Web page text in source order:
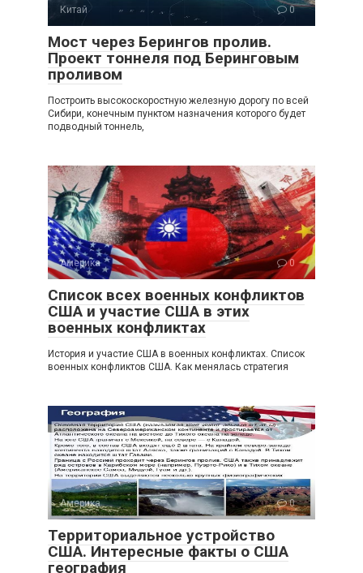
Китай 0
Мост через Берингов пролив.
Проект тоннеля под Беринговым
проливом
Построить высокоскоростную железную дорогу по всей
Сибири, конечным пунктом назначения которого будет
подводный тоннель,
Америка 0
Список всех военных конфликтов
США и участие США в этих
военных конфликтах
История и участие США в военных конфликтах. Список
военных конфликтов США. Как менялась стратегия
Америка 0
Территориальное устройство
США. Интересные факты о США
география